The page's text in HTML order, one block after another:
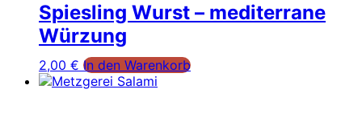
Spiesling Wurst – mediterrane
Würzung
2,00 € In den Warenkorb